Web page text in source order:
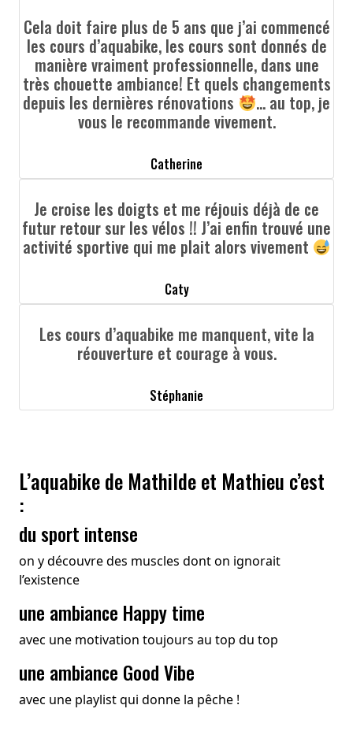
Cela doit faire plus de 5 ans que j’ai commencé
les cours d’aquabike, les cours sont donnés de
manière vraiment professionnelle, dans une
très chouette ambiance! Et quels changements
depuis les dernières rénovations
… au top, je
vous le recommande vivement.
Catherine
Je croise les doigts et me réjouis déjà de ce
futur retour sur les vélos !! J’ai enfin trouvé une
activité sportive qui me plait alors vivement
Caty
Les cours d’aquabike me manquent, vite la
réouverture et courage à vous.
Stéphanie
L’aquabike de Mathilde et Mathieu c’est
:
du sport intense
on y découvre des muscles dont on ignorait
l’existence
une ambiance Happy time
avec une motivation toujours au top du top
une ambiance Good Vibe
avec une playlist qui donne la pêche !